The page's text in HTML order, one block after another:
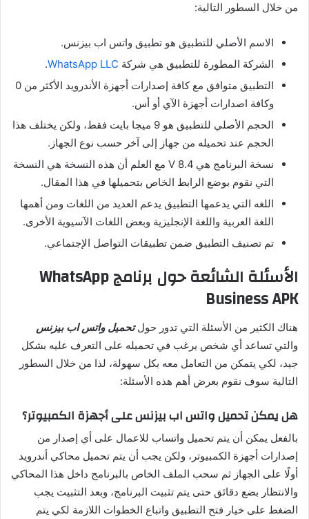
من خلال السطور التالية:
الاسم الأصلي للتطبيق هو تطبيق واتس اب بيزنس.
الشركة المطورة للتطبيق هي شركة WhatsApp LLC
.
التطبيق متوافق مع كافة إصدارات أجهزة الأندرويد الأكثر من 0
وكافة اصدارات أجهزة الآي أو أس.
الحجم الأصلي للتطبيق هو 9 ميجا بايت فقط، ولكن يختلف هذا
الحجم عند تحميله من جهاز إلى آخر حسب نوع الجهاز.
نسخة البرنامج هي 8.4 V مع العلم أن هذه النسخة هي النسخة
التي نقوم بوضع الرابط الخاص بتحميلها في هذا المقال.
اللغه التي يدعمها التطبيق يدعم العديد من اللغات ومن أهمها
اللغة العربية واللغة الإنجليزية وبعض اللغات الآسيوية الأخرى.
تم تصنيف التطبيق ضمن تطبيقات التواصل الإجتماعي.
الأسئلة الشائعة حول برنامج WhatsApp
Business APK
هناك الكثير من الأسئلة التي تدور حولتحميل واتس اب بيزنس
والتي تساعد أي شخص يرغب في تحميله على التعرف عليه بشكل
جيد، لكي يتمكن من التعامل معه بكل سهولة، لذا من خلال السطور
التالية سوف نقوم بعرض أهم هذه الأسئلة:
هل يمكن تحميل واتس اب بيزنس على أجهزة الكمبيوتر؟
بالفعل يمكن أن يتم تحميل واتساب للاعمال على أي إصدار من
إصدارات أجهزة الكمبيوتر، ولكن يجب أن يتم تحميل محاكي أندرويد
أولًا على الجهاز ثم سحب الملف الخاص بالبرنامج داخل هذا المحاكي
والانتظار بضع دقائق حتى يتم تثبيت البرنامج، وبعد التثبيت يجب
الضغط على خيار فتح التطبيق واتباع الخطوات اللازمة لكي يتم